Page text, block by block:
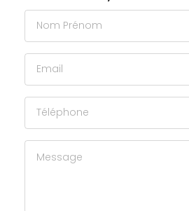
Nom Prénom
Email
Téléphone
Message